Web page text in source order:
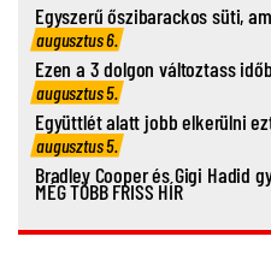
Egyszerű őszibarackos süti,
augusztus 6.
Ezen a 3 dolgon változtass
augusztus 5.
Együttlét alatt jobb elkerülni
augusztus 5.
Bradley Cooper és Gigi Hadid
MÉG TÖBB FRISS HÍR